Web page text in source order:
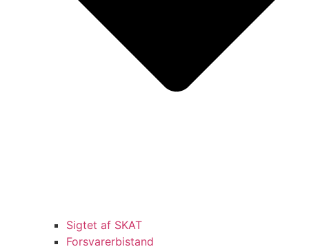
Sigtet af SKAT
Forsvarerbistand